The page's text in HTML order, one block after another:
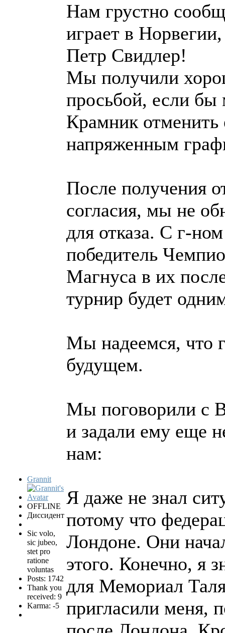
Grannit
OFFLINE
Диссидент
Sic volo,
sic jubeo,
stet pro
ratione
voluntas
Posts: 1742
Thank you
received: 9
Karma: -5
Нам грустно
играет в
Петр Свидлер!
Мы получили
просьбой, если бы
Крамник отменить
напряженным
После получения
согласия, мы не
для отказа. С г-
победитель
Магнуса в их
турнир будет
Мы надеемся, что
будущем.
Мы поговорили с
и задали ему еще
нам:
Я даже не знал
потому что
Лондоне. Они
этого. Конечно, я
для Мемориал
пригласили меня,